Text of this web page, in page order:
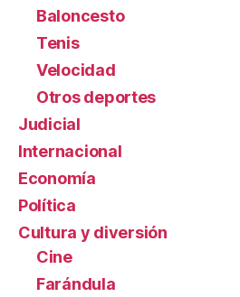
Baloncesto
Tenis
Velocidad
Otros deportes
Judicial
Internacional
Economía
Política
Cultura y diversión
Cine
Farándula